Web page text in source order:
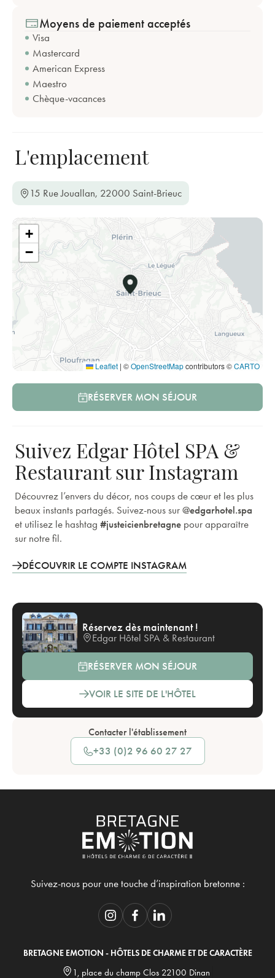
Moyens de paiement acceptés
Visa
Mastercard
American Express
Maestro
Chèque-vacances
L'emplacement
15 Rue Jouallan, 22000 Saint-Brieuc
+
−
Leaflet | ©OpenStreetMapcontributors ©CARTO
RÉSERVER MON SÉJOUR
Suivez Edgar Hôtel SPA &
Restaurant sur Instagram
Découvrez l’envers du décor, nos coups de cœur et les plus
beaux instants partagés. Suivez-nous sur @edgarhotel.spa
et utilisez le hashtag #justeicienbretagne pour apparaître
sur notre fil.
DÉCOUVRIR LE COMPTE INSTAGRAM
Réservez dès maintenant !
Edgar Hôtel SPA & Restaurant
RÉSERVER MON SÉJOUR
VOIR LE SITE DE L'HÔTEL
Contacter l'établissement
+33 (0)2 96 60 27 27
Suivez-nous pour une touche d’inspiration bretonne :
BRETAGNE EMOTION - HÔTELS DE CHARME ET DE CARACTÈRE
1, place du champ Clos 22100 Dinan